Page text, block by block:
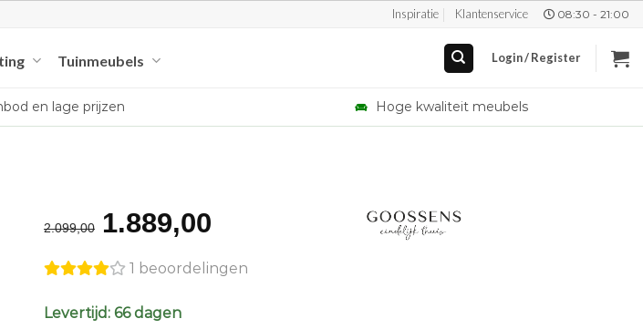
Inspiratie Klantenservice 08:30 - 21:00
Tuinmeubels Login / Register
en lage prijzen Hoge kwaliteit meubels
2.099,00
Original
was:
€2.099,00.
1.889,00
is:
1 beoordelingen
Levertijd: 66 dagen